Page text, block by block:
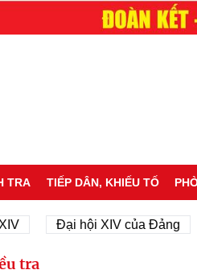
TRA TIẾP DÂN, KHIẾU TỐ
Đại hội XIV của Đảng
tra